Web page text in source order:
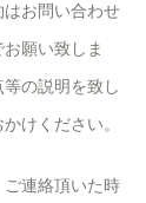
お問い合わせ
願い致しま
の説明を致し
けください。
連絡頂いた時